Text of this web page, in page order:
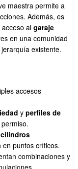
maestra permite a
Además, es
al garaje
en una comunidad
existente.
accesos
yperfiles de
cilindros
en puntos críticos.
combinaciones y